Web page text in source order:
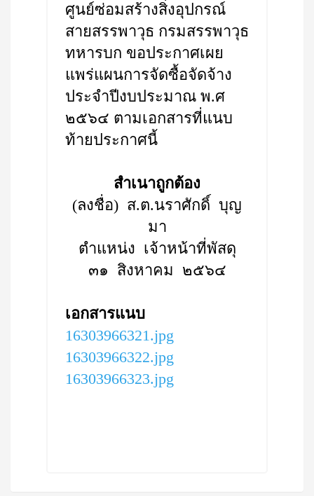
ศูนย์ซ่อมสร้างสิ่งอุปกรณ์
สายสรรพาวุธ กรมสรรพาวุธ
ทหารบก ขอประกาศเผย
แพร่แผนการจัดซื้อจัดจ้าง
ประจำปีงบประมาณ พ.ศ
๒๕๖๔ ตามเอกสารที่แนบ
ท้ายประกาศนี้
สำเนาถูกต้อง
(ลงชื่อ) ส.ต.นราศักดิ์ บุญ
มา
ตำแหน่ง เจ้าหน้าที่พัสดุ
๓๑ สิงหาคม ๒๕๖๔
เอกสารแนบ
16303966321.jpg
16303966322.jpg
16303966323.jpg